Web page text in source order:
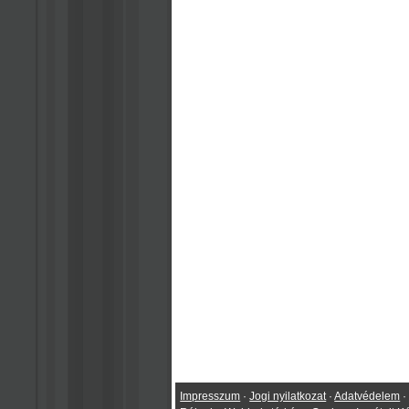
Impresszum ·Jogi nyilatkozat ·Adatvédelem ·